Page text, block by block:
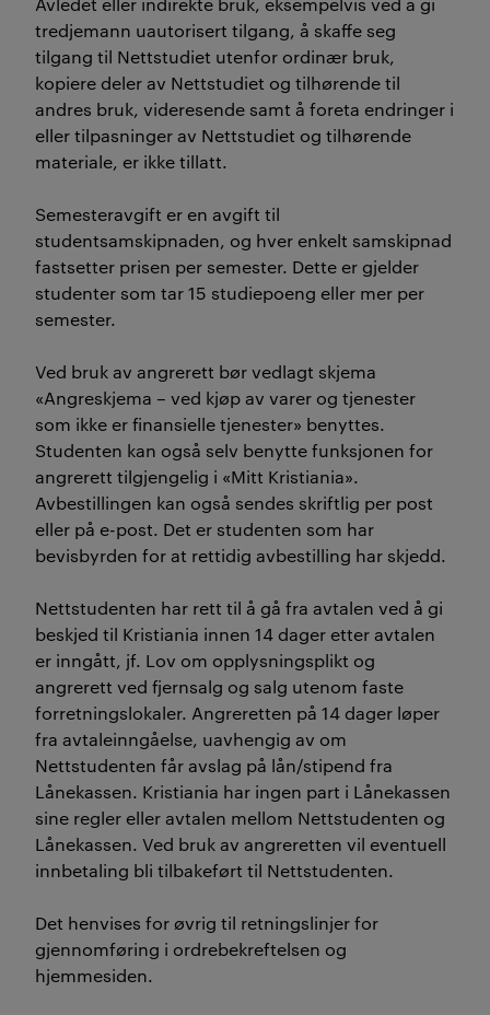
tredjemann uautorisert tilgang, å skaffe seg
tilgang til Nettstudiet utenfor ordinær bruk,
kopiere deler av Nettstudiet og tilhørende til
andres bruk, videresende samt å foreta endringer i
eller tilpasninger av Nettstudiet og tilhørende
materiale, er ikke tillatt.
Semesteravgift er en avgift til
studentsamskipnaden, og hver enkelt samskipnad
fastsetter prisen per semester. Dette er gjelder
studenter som tar 15 studiepoeng eller mer per
semester.
Ved bruk av angrerett bør vedlagt skjema
«Angreskjema – ved kjøp av varer og tjenester
som ikke er finansielle tjenester» benyttes.
Studenten kan også selv benytte funksjonen for
angrerett tilgjengelig i «Mitt Kristiania».
Avbestillingen kan også sendes skriftlig per post
eller på e-post. Det er studenten som har
bevisbyrden for at rettidig avbestilling har skjedd.
Nettstudenten har rett til å gå fra avtalen ved å gi
beskjed til Kristiania innen 14 dager etter avtalen
er inngått, jf. Lov om opplysningsplikt og
angrerett ved fjernsalg og salg utenom faste
forretningslokaler. Angreretten på 14 dager løper
fra avtaleinngåelse, uavhengig av om
Nettstudenten får avslag på lån/stipend fra
Lånekassen. Kristiania har ingen part i Lånekassen
sine regler eller avtalen mellom Nettstudenten og
Lånekassen. Ved bruk av angreretten vil eventuell
innbetaling bli tilbakeført til Nettstudenten.
Det henvises for øvrig til retningslinjer for
gjennomføring i ordrebekreftelsen og
hjemmesiden.